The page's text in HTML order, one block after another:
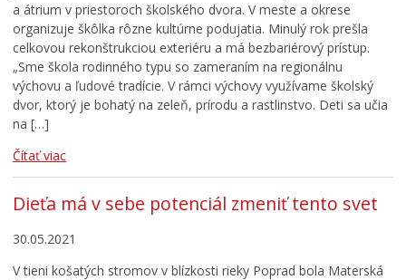
a átrium v priestoroch školského dvora. V meste a okrese
organizuje škôlka rôzne kultúrne podujatia. Minulý rok prešla
celkovou rekonštrukciou exteriéru a má bezbariérový prístup.
„Sme škola rodinného typu so zameraním na regionálnu
výchovu a ľudové tradície. V rámci výchovy využívame školský
dvor, ktorý je bohatý na zeleň, prírodu a rastlinstvo. Deti sa učia
na […]
Čítať viac
Dieťa má v sebe potenciál zmeniť tento svet
30.05.2021
V tieni košatých stromov v blízkosti rieky Poprad bola Materská